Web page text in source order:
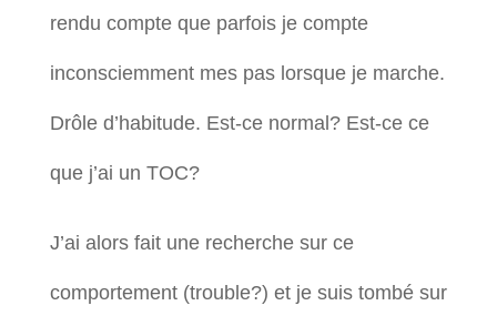
rendu compte que parfois je compte
inconsciemment mes pas lorsque je marche.
Drôle d’habitude. Est-ce normal? Est-ce ce
que j’ai un TOC?
J’ai alors fait une recherche sur ce
comportement (trouble?) et je suis tombé sur